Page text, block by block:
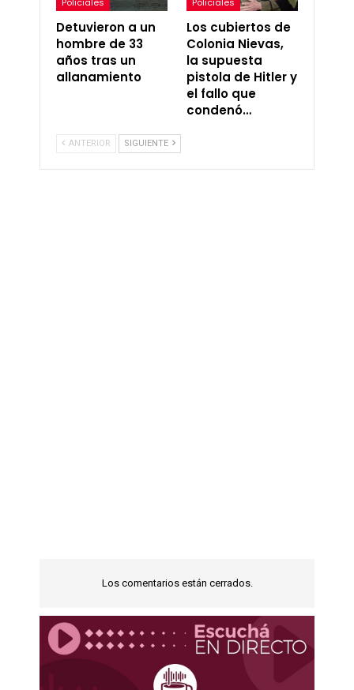
Policiales
Detuvieron a un
hombre de 33
años tras un
allanamiento
Policiales
Los cubiertos de
Colonia Nievas,
la supuesta
pistola de Hitler y
el fallo que
condenó…
ANTERIOR SIGUIENTE
Los comentarios están cerrados.